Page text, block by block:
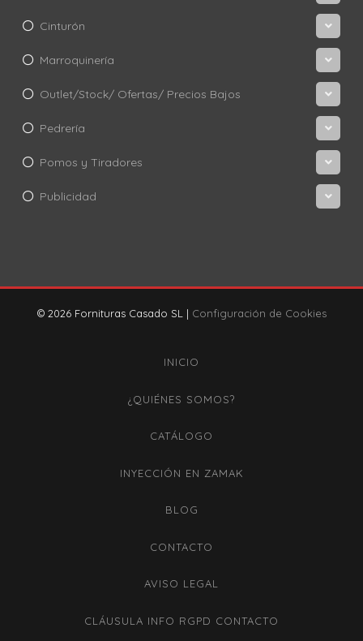
Cinturón
Marroquinería
Outlet/Stock/ Ofertas/ Precios Bajos
Pedrería
Pomos y Tiradores
Publicidad
© 2026 Fornituras Casado SL | Configuración de Cookies
INICIO
¿QUIÉNES SOMOS?
CATÁLOGO
INYECCIÓN EN ZAMAK
BLOG
CONTACTO
AVISO LEGAL
CLÁUSULA INFO RGPD CONTACTO